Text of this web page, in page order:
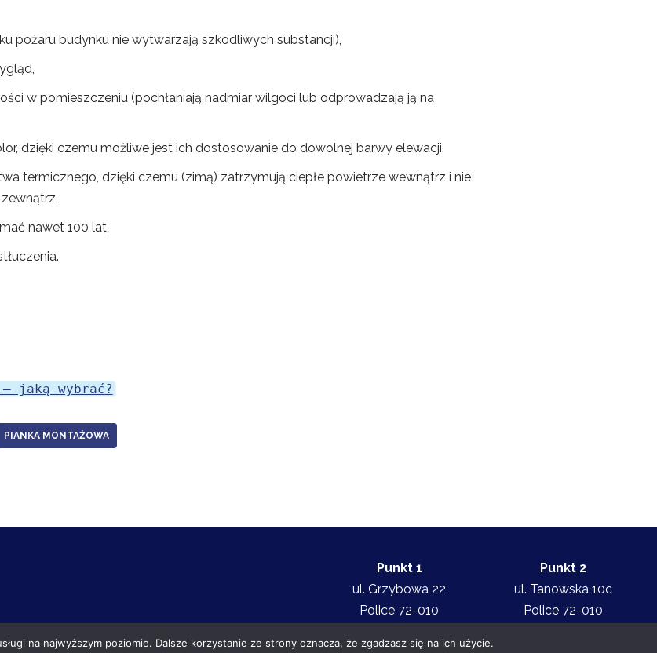
pożaru budynku nie wytwarzają szkodliwych substancji),
w pomieszczeniu (pochłaniają nadmiar wilgoci lub odprowadzają ją na
dzięki czemu możliwe jest ich dostosowanie do dowolnej barwy elewacji,
termicznego, dzięki czemu (zimą) zatrzymują ciepłe powietrze wewnątrz i nie
nawet 100 lat,
– jaką wybrać?
PIANKA MONTAŻOWA
Punkt 1
ul. Grzybowa 22
Police 72-010
Punkt 2
ul. Tanowska 10c
Police 72-010
na najwyższym poziomie. Dalsze korzystanie ze strony oznacza, że zgadzasz się na ich użycie.